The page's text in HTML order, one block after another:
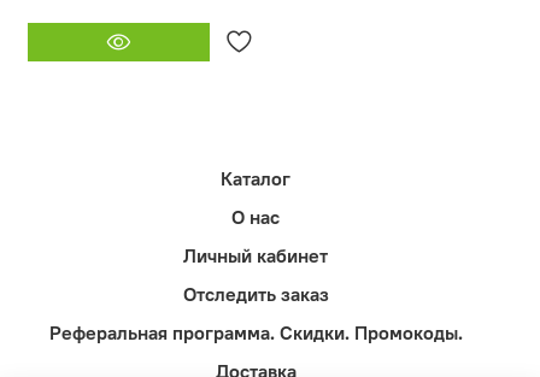
Каталог
О нас
Личный кабинет
Отследить заказ
Реферальная программа. Скидки. Промокоды.
Доставка